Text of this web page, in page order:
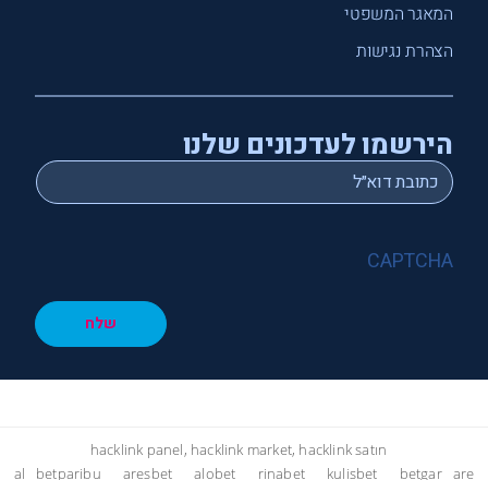
המאגר המשפטי
הצהרת נגישות
הירשמו לעדכונים שלנו
Email
*
CAPTCHA
שלח
hacklink panel, hacklink market, hacklink satın
al
betparibu aresbet alobet rinabet kulisbet betgar are